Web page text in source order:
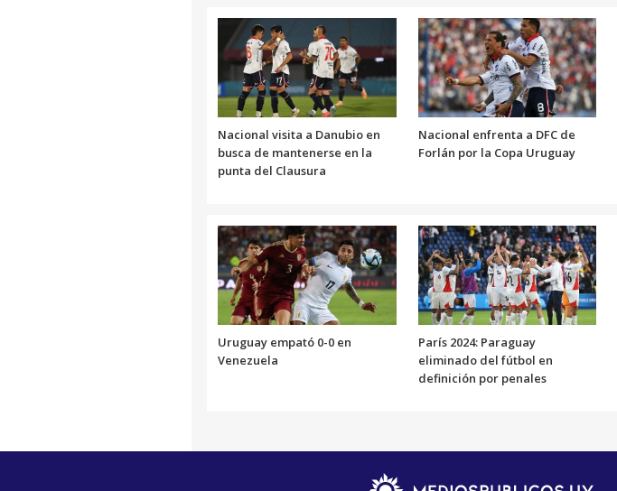
Nacional visita a Danubio en
busca de mantenerse en la
punta del Clausura
Nacional enfrenta a DFC de
Forlán por la Copa Uruguay
Uruguay empató 0-0 en
Venezuela
París 2024: Paraguay
eliminado del fútbol en
definición por penales